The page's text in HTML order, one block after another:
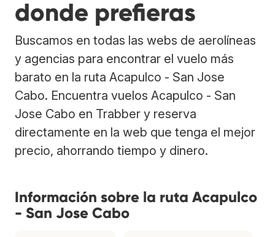
donde prefieras
Buscamos en todas las webs de aerolíneas
y agencias para encontrar el vuelo más
barato en la ruta Acapulco - San Jose
Cabo. Encuentra vuelos Acapulco - San
Jose Cabo en Trabber y reserva
directamente en la web que tenga el mejor
precio, ahorrando tiempo y dinero.
Información sobre la ruta Acapulco
- San Jose Cabo